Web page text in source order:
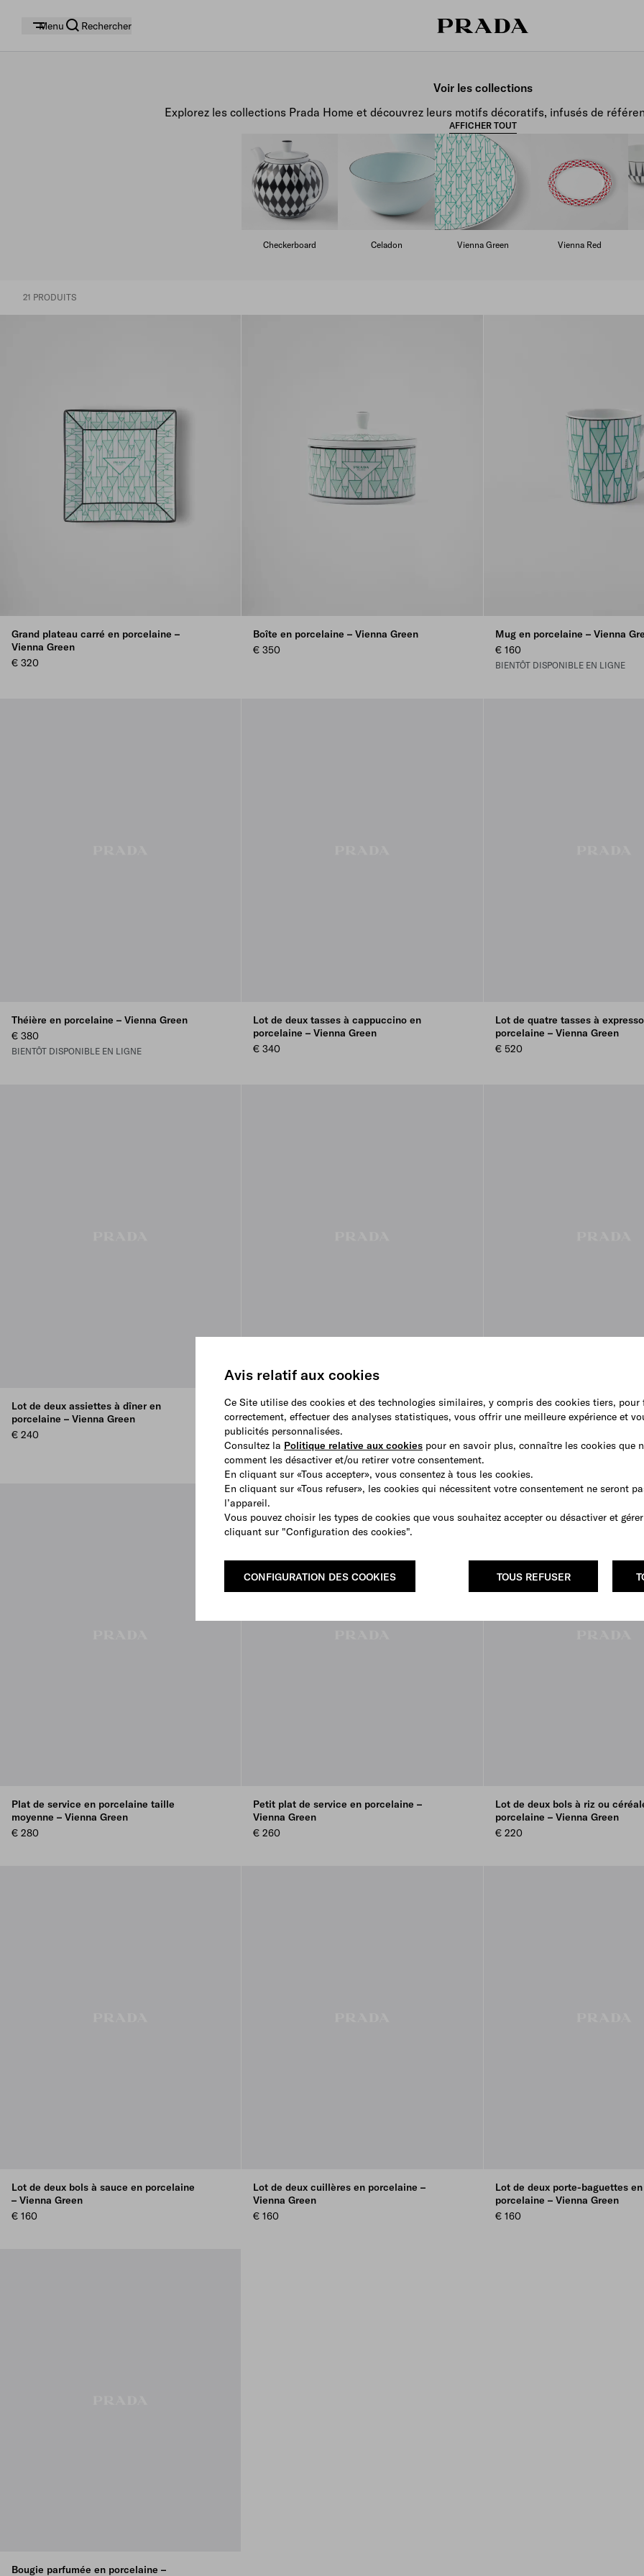
Avis relatif aux cookies
Ce Site utilise des cookies et des technologies similaires, y compris des cookies tiers,
correctement, effectuer des analyses statistiques, vous offrir une meilleure expérience et
publicités personnalisées.
Consultez la Politique relative aux cookies pour en savoir plus, connaître les cookies que
comment les désactiver et/ou retirer votre consentement.
En cliquant sur «Tous accepter», vous consentez à tous les cookies.
En cliquant sur «Tous refuser», les cookies qui nécessitent votre consentement ne seront
l’appareil.
Vous pouvez choisir les types de cookies que vous souhaitez accepter ou désactiver et
cliquant sur "Configuration des cookies".
TOUS REFUSER
CONFIGURATION DES COOKIES
Menu Rechercher
Voir les collections
Explorez les collections Prada Home et découvrez leurs motifs décoratifs, infusés de
AFFICHER TOUT
Checkerboard Celadon Vienna Green Vienna Red
21 PRODUITS
Grand plateau carré en porcelaine –
Vienna Green
€ 320
Boîte en porcelaine – Vienna Green
€ 350
Mug en porcelaine – Vienna
€ 160
BIENTÔT DISPONIBLE EN LIGNE
Théière en porcelaine – Vienna Green
€ 380
BIENTÔT DISPONIBLE EN LIGNE
Lot de deux tasses à cappuccino en
porcelaine – Vienna Green
€ 340
Lot de quatre tasses à
porcelaine – Vienna Green
€ 520
Lot de deux assiettes à dîner en
porcelaine – Vienna Green
€ 240
Lot de deux assiettes creuses en
porcelaine – Vienna Green
€ 220
Assiette de présentation en
– Vienna Green
BIENTÔT DISPONIBLE EN LIGNE
Plat de service en porcelaine taille
moyenne – Vienna Green
€ 280
Petit plat de service en porcelaine –
Vienna Green
€ 260
Lot de deux bols à riz ou
porcelaine – Vienna Green
€ 220
Lot de deux bols à sauce en porcelaine
– Vienna Green
€ 160
Lot de deux cuillères en porcelaine –
Vienna Green
€ 160
Lot de deux porte-baguettes en
porcelaine – Vienna Green
€ 160
Bougie parfumée en porcelaine –